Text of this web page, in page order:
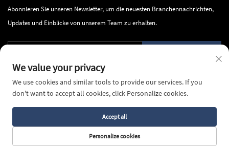
Abonnieren Sie unseren Newsletter, um die neuesten Branchennachrichten,
Updates und Einblicke von unserem Team zu erhalten.
Copyright © 2026 Ningbo Innova Industry Co., Ltd. Alle Rechte vorbehalten -
Datenschutzrichtlinie
We value your privacy
We use cookies and similar tools to provide our services. If you
don't want to accept all cookies, click Personalize cookies.
Personalize cookies
Accept all